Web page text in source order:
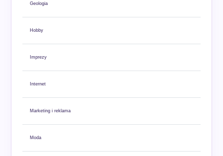
Geologia
Hobby
Imprezy
Internet
Marketing i reklama
Moda